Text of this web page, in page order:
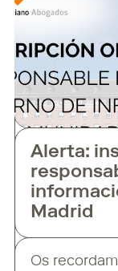
Alerta:
Madrid
Os